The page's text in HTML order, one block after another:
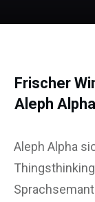
Frischer
Aleph
Aleph Alpha